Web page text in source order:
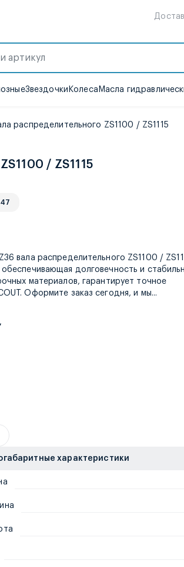
Звездочки Колеса Масла
распределительного ZS1100 / ZS1115
/ ZS1115
вала распределительного ZS1100 /
долговечность и
материалов, гарантирует точное
Оформите заказ сегодня, и мы...
характеристики